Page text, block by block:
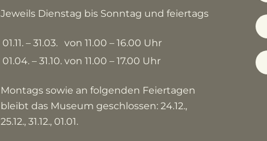
Jeweils Dienstag bis Sonntag und feiertags
01.11. – 31.03. von 11.00 – 16.00 Uhr
01.04. – 31.10. von 11.00 – 17.00 Uhr
Montags sowie an folgenden Feiertagen
bleibt das Museum geschlossen: 24.12.,
25.12., 31.12., 01.01.